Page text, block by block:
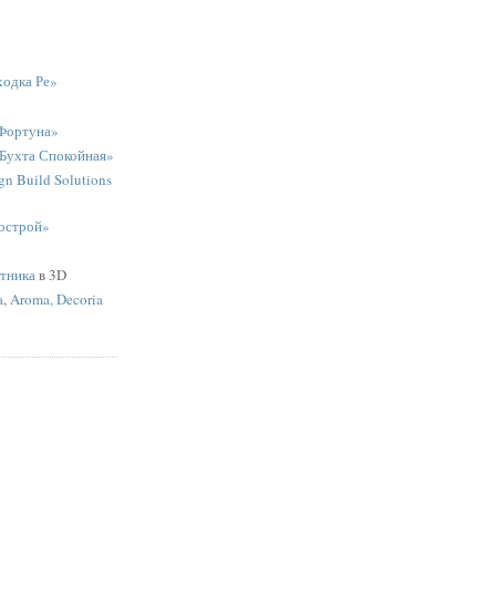
Ре»
Спокойная»
Build Solutions
в 3D
,Aroma, Decoria